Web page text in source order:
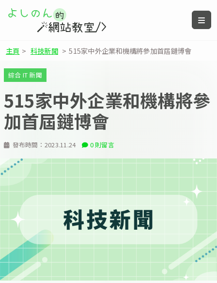
主頁 > 科技新聞 > 515家中外企業和機構將參加首屆鏈博會
發布時間： 2023.11.24 0 則留言
綜合 IT 新聞
515家中外企業和機構將參
加首屆鏈博會